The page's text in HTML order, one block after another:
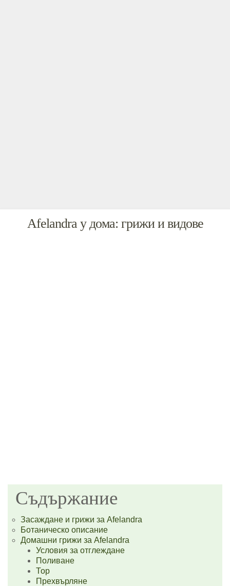
Afelandra у дома: грижи и видове
Съдържание
Засаждане и грижи за Afelandra
Ботаническо описание
Домашни грижи за Afelandra
Условия за отглеждане
Поливане
Тор
Прехвърляне